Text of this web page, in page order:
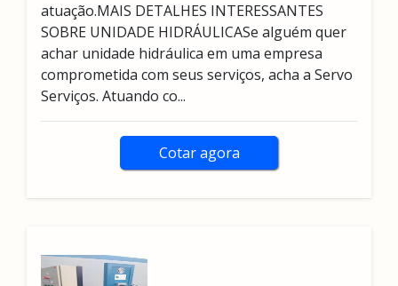
atuação.MAIS DETALHES INTERESSANTES
SOBRE UNIDADE HIDRÁULICASe alguém quer
achar unidade hidráulica em uma empresa
comprometida com seus serviços, acha a Servo
Serviços. Atuando co...
Cotar agora